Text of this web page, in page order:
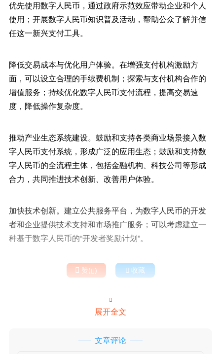
优先使用数字人民币，通过政府示范效应带动企业和个人
使用；开展数字人民币知识普及活动，帮助公众了解并信
任这一新兴支付工具。
降低交易成本与优化用户体验。在增强支付机构激励方
面，可以设立合理的手续费机制；探索与支付机构合作的
增值服务；持续优化数字人民币支付流程，提高交易速
度，降低操作复杂度。
推动产业生态系统建设。鼓励和支持各类商业场景接入数
字人民币支付系统，形成广泛的应用生态；鼓励和支持数
字人民币的全流程主体，包括金融机构、科技公司等形成
合力，共同推进技术创新、改善用户体验。
加快技术创新。建立公共服务平台，为数字人民币的开发
者和企业提供技术支持和市场推广服务；可以考虑建立一
种基于数字人民币的“开发者奖励计划”。
 赞()  收藏

展开全文
文章评论